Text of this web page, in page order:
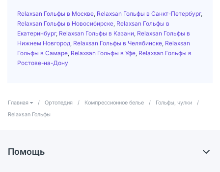
Relaxsan Гольфы в Москве Relaxsan Гольфы в Санкт-Петербург,
Relaxsan Гольфы в Новосибирске Relaxsan Гольфы в
Екатеринбург, Relaxsan Гольфы в Казани Relaxsan Гольфы в
Нижнем Новгород Relaxsan Гольфы в Челябинске Relaxsan
Гольфы в Самаре Relaxsan Гольфы в Уфе Relaxsan Гольфы в
Ростове-на-Дону
Главная / Ортопедия / Компрессионное белье / Гольфы, чулки
/
Relaxsan Гольфы
Помощь